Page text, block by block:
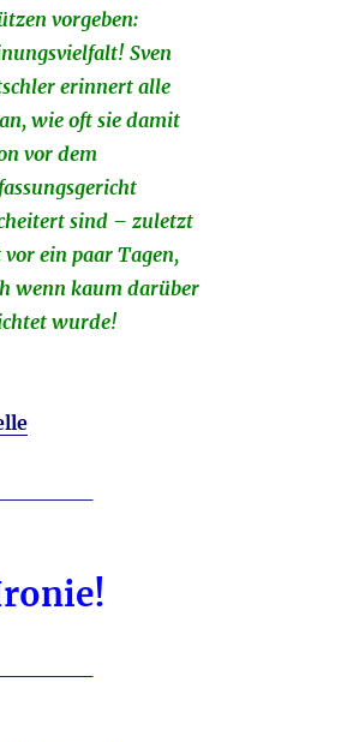
vorgeben:
Sven
erinnert alle
wie oft sie damit
vor dem
sind – zuletzt
vor ein paar Tagen,
wenn kaum darüber
wurde!